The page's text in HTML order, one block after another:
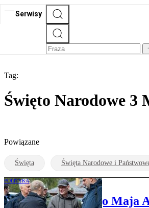
Serwisy
Tag:
Święto Narodowe 3
Powiązane
Święta Święta Narodowe i
POLITYKA
W Święto Trzeciego Maja